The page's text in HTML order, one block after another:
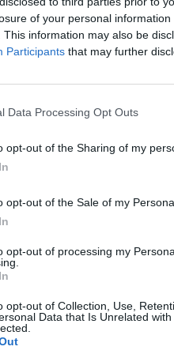
of your personal
This information may also be
Participants that may further
Data Processing Opt Outs
opt-out of the Sharing of my
opt-out of the Sale of my
opt-out of processing my
opt-out of Collection, Use,
Data that Is Unrelated